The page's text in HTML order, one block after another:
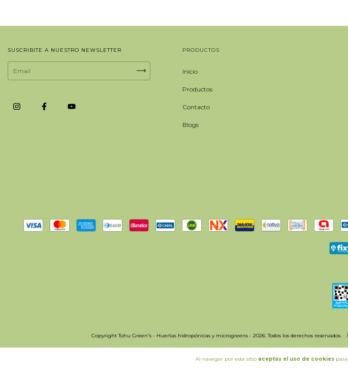
Al navegar por este sitio aceptás el uso de cookies
SUSCRIBITE A NUESTRO NEWSLETTER PRODUCTOS
Inicio
Productos
Contacto
Blogs
Copyright Tohu Green's - Huertas hidropónicas y microgreens - 2026. Todos los derechos reservados.